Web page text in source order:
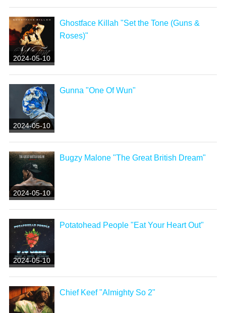
2024-05-10
Ghostface Killah "Set the Tone (Guns &
Roses)"
2024-05-10
Gunna "One Of Wun"
2024-05-10
Bugzy Malone "The Great British Dream"
2024-05-10
Potatohead People "Eat Your Heart Out"
Chief Keef "Almighty So 2"